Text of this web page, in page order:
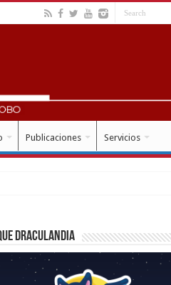
Publicaciones Servicios
Draculandia